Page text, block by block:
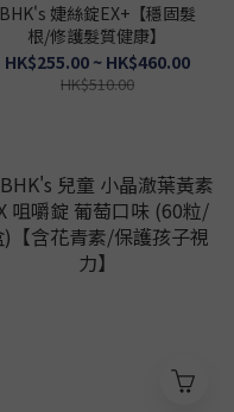
BHK's 婕絲錠EX+【穩固髮
根/修護髮質健康】
HK$255.00 ~ HK$460.00
HK$510.00